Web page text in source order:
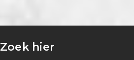
Zoek hier